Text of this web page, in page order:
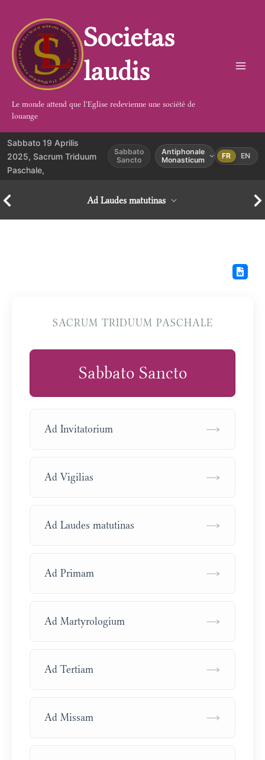
contenu
Societas
laudis
Le monde attend que l'Eglise redevienne une société de
louange
Sabbato 19 Aprilis
2025, Sacrum Triduum
Paschale,
Sabbato
Sancto
Antiphonale
Monasticum
FR EN
Ad Laudes matutinas
SACRUM TRIDUUM PASCHALE
Sabbato Sancto
Ad Invitatorium →
Ad Vigilias →
Ad Laudes matutinas →
Ad Primam →
Ad Martyrologium →
Ad Tertiam →
Ad Missam →